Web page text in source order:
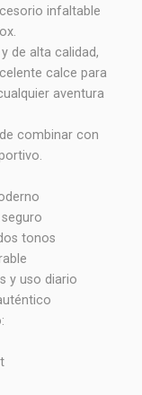
infaltable
de alta calidad,
calce para
aventura
combinar con
tonos
y uso diario